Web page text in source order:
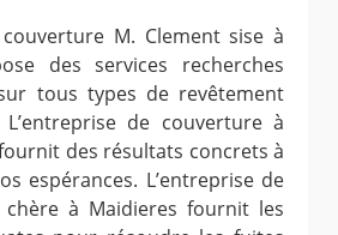
couverture M. Clement sise à
des services recherches
tous types de revêtement
de couverture à
des résultats concrets à
espérances. L’entreprise de
à Maidieres fournit les